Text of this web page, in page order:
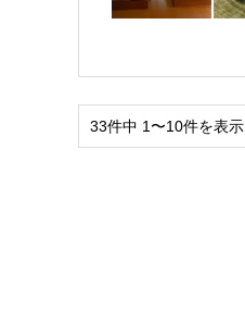
33件中 1〜10件を表示